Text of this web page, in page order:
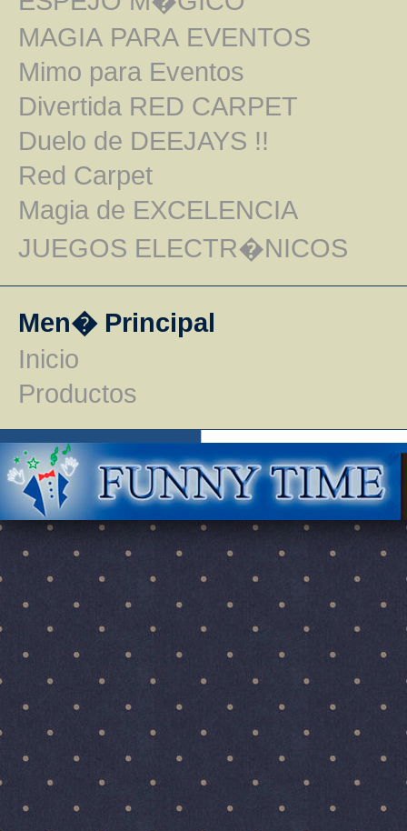
MAGIA PARA EVENTOS
Mimo para Eventos
Divertida RED CARPET
Duelo de DEEJAYS !!
Red Carpet
Magia de EXCELENCIA
JUEGOS ELECTR�NICOS
Men� Principal
Inicio
Productos